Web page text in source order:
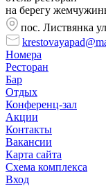
на берегу
пос. Листвянка
Номера
Ресторан
Бар
Отдых
Конференц-зал
Акции
Контакты
Вакансии
Карта сайта
Cхема комплекса
Вход